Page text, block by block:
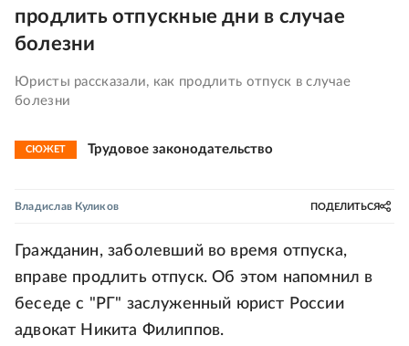
продлить отпускные дни в случае
болезни
Юристы рассказали, как продлить отпуск в случае
болезни
СЮЖЕТ Трудовое законодательство
Владислав Куликов ПОДЕЛИТЬСЯ
Гражданин, заболевший во время отпуска,
вправе продлить отпуск. Об этом напомнил в
беседе с "РГ" заслуженный юрист России
адвокат Никита Филиппов.